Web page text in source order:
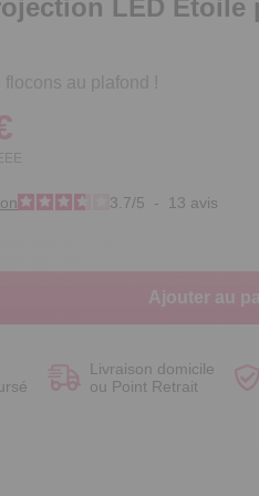
LED Etoile
au plafond !
3.7/5 - 13 avis
Ajouter au
Livraison domicile
ou Point Retrait